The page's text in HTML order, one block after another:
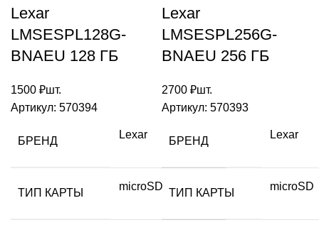
Lexar
LMSESPL128G-
BNAEU 128 ГБ
1500 ₽шт.
Артикул: 570394
БРЕНД
Lexar
ТИП КАРТЫ
microSD
Lexar
LMSESPL256G-
BNAEU 256 ГБ
2700 ₽шт.
Артикул: 570393
БРЕНД
Lexar
ТИП КАРТЫ
microSD